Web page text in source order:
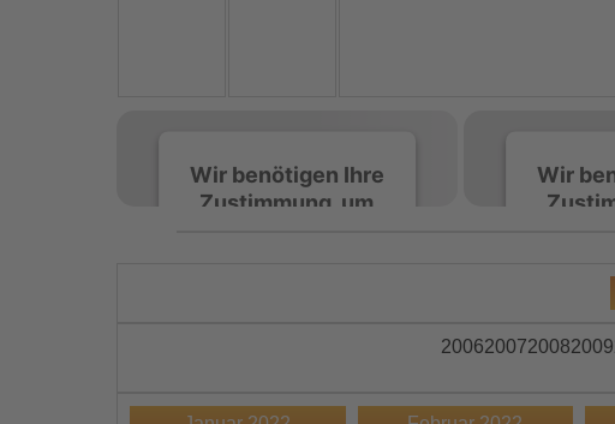
Wir benötigen Ihre
Zustimmung, um
Aktivitäten sammeln.
Wir
Wir
um
2006200720082009